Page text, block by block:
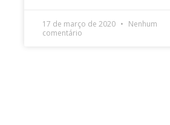
17 de março de 2020
Nenhum
comentário